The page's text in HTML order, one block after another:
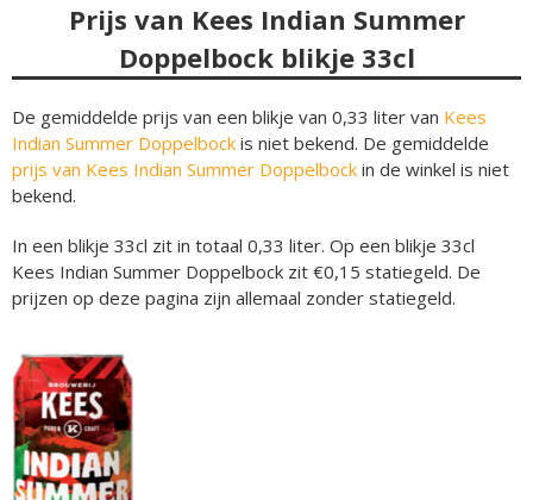
Prijs van Kees Indian Summer
Doppelbock blikje 33cl
De gemiddelde prijs van een blikje van 0,33 liter van Kees
Indian Summer Doppelbock is niet bekend. De gemiddelde
prijs van Kees Indian Summer Doppelbock in de winkel is niet
bekend.
In een blikje 33cl zit in totaal 0,33 liter. Op een blikje 33cl
Kees Indian Summer Doppelbock zit €0,15 statiegeld. De
prijzen op deze pagina zijn allemaal zonder statiegeld.